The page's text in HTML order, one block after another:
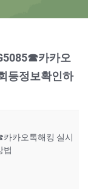
카카오
등정보확인하
카오톡해킹 실시
법